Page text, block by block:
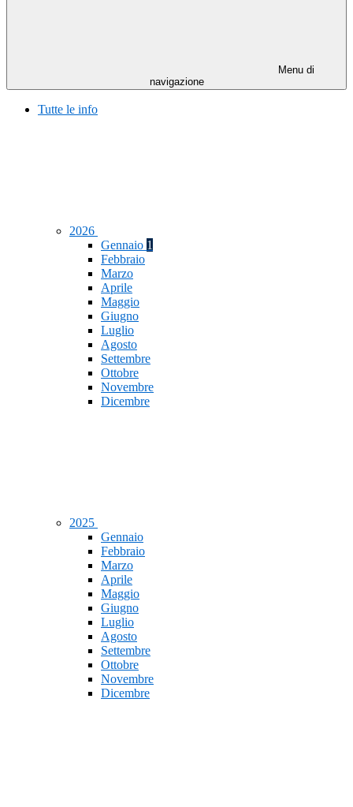
Menu di
navigazione
Tutte le info
2026
Gennaio 1
Febbraio
Marzo
Aprile
Maggio
Giugno
Luglio
Agosto
Settembre
Ottobre
Novembre
Dicembre
2025
Gennaio
Febbraio
Marzo
Aprile
Maggio
Giugno
Luglio
Agosto
Settembre
Ottobre
Novembre
Dicembre